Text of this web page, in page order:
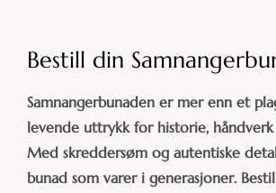
Bestill din
Samnangerbunaden er mer enn et
levende uttrykk for historie,
Med skreddersøm og autentiske
bunad som varer i generasjoner.